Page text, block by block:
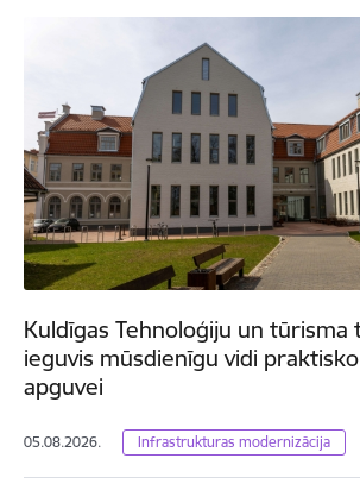
Kuldīgas Tehnoloģiju un tūrisma
ieguvis mūsdienīgu vidi
apguvei
05.08.2026. Infrastrukturas modernizācija